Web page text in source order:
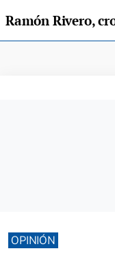
Ramón Rivero,
OPINIÓN